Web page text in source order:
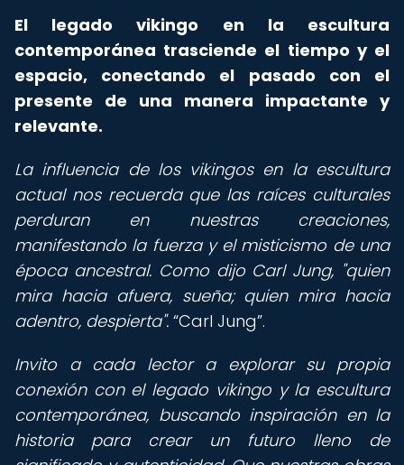
El legado vikingo en la escultura
contemporánea trasciende el tiempo y el
espacio, conectando el pasado con el
presente de una manera impactante y
relevante.
La influencia de los vikingos en la escultura
actual nos recuerda que las raíces culturales
perduran en nuestras creaciones,
manifestando la fuerza y el misticismo de una
época ancestral. Como dijo Carl Jung, "quien
mira hacia afuera, sueña; quien mira hacia
adentro, despierta". Carl Jung .
Invito a cada lector a explorar su propia
conexión con el legado vikingo y la escultura
contemporánea, buscando inspiración en la
historia para crear un futuro lleno de